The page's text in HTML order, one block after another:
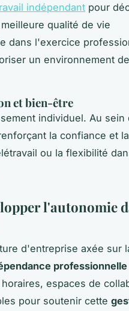
indépendant pour
qualité de vie
dans l'exercice
un environnement
et bien-être
individuel. Au sein
la confiance et la
ou la flexibilité
l'autonomie
d'entreprise axée sur
professionnelle
espaces de
pour soutenir cette